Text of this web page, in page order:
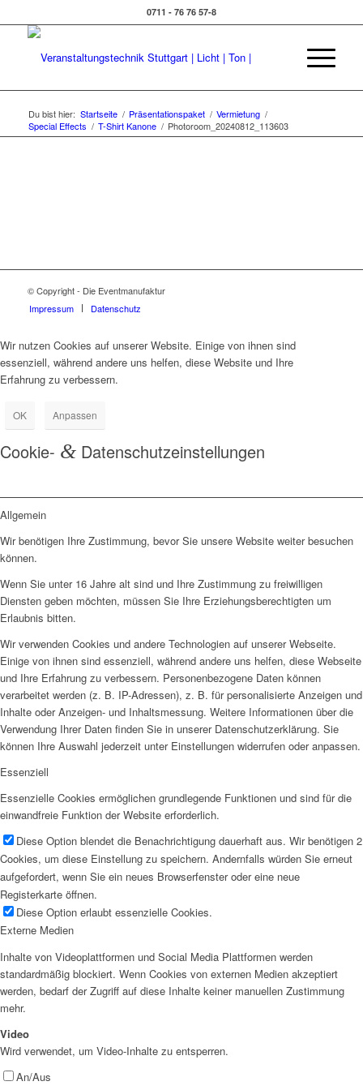
0711 - 76 76 57-8
Du bist hier: Startseite / Präsentationspaket / Vermietung /
Special Effects / T-Shirt Kanone / Photoroom_20240812_113603
© Copyright - Die Eventmanufaktur
Impressum
Datenschutz
Wir nutzen Cookies auf unserer Website. Einige von ihnen sind
essenziell, während andere uns helfen, diese Website und Ihre
Erfahrung zu verbessern.
OK Anpassen
Cookie- & Datenschutzeinstellungen
Allgemein
Wir benötigen Ihre Zustimmung, bevor Sie unsere Website weiter besuchen
können.
Wenn Sie unter 16 Jahre alt sind und Ihre Zustimmung zu freiwilligen
Diensten geben möchten, müssen Sie Ihre Erziehungsberechtigten um
Erlaubnis bitten.
Wir verwenden Cookies und andere Technologien auf unserer Webseite.
Einige von ihnen sind essenziell, während andere uns helfen, diese Webseite
und Ihre Erfahrung zu verbessern. Personenbezogene Daten können
verarbeitet werden (z. B. IP-Adressen), z. B. für personalisierte Anzeigen und
Inhalte oder Anzeigen- und Inhaltsmessung. Weitere Informationen über die
Verwendung Ihrer Daten finden Sie in unserer Datenschutzerklärung. Sie
können Ihre Auswahl jederzeit unter Einstellungen widerrufen oder anpassen.
Essenziell
Essenzielle Cookies ermöglichen grundlegende Funktionen und sind für die
einwandfreie Funktion der Website erforderlich.
Diese Option blendet die Benachrichtigung dauerhaft aus. Wir benötigen 2
Cookies, um diese Einstellung zu speichern. Andernfalls würden Sie erneut
aufgefordert, wenn Sie ein neues Browserfenster oder eine neue
Registerkarte öffnen.
Diese Option erlaubt essenzielle Cookies.
Externe Medien
Inhalte von Videoplattformen und Social Media Plattformen werden
standardmäßig blockiert. Wenn Cookies von externen Medien akzeptiert
werden, bedarf der Zugriff auf diese Inhalte keiner manuellen Zustimmung
mehr.
Video
Wird verwendet, um Video-Inhalte zu entsperren.
An/Aus